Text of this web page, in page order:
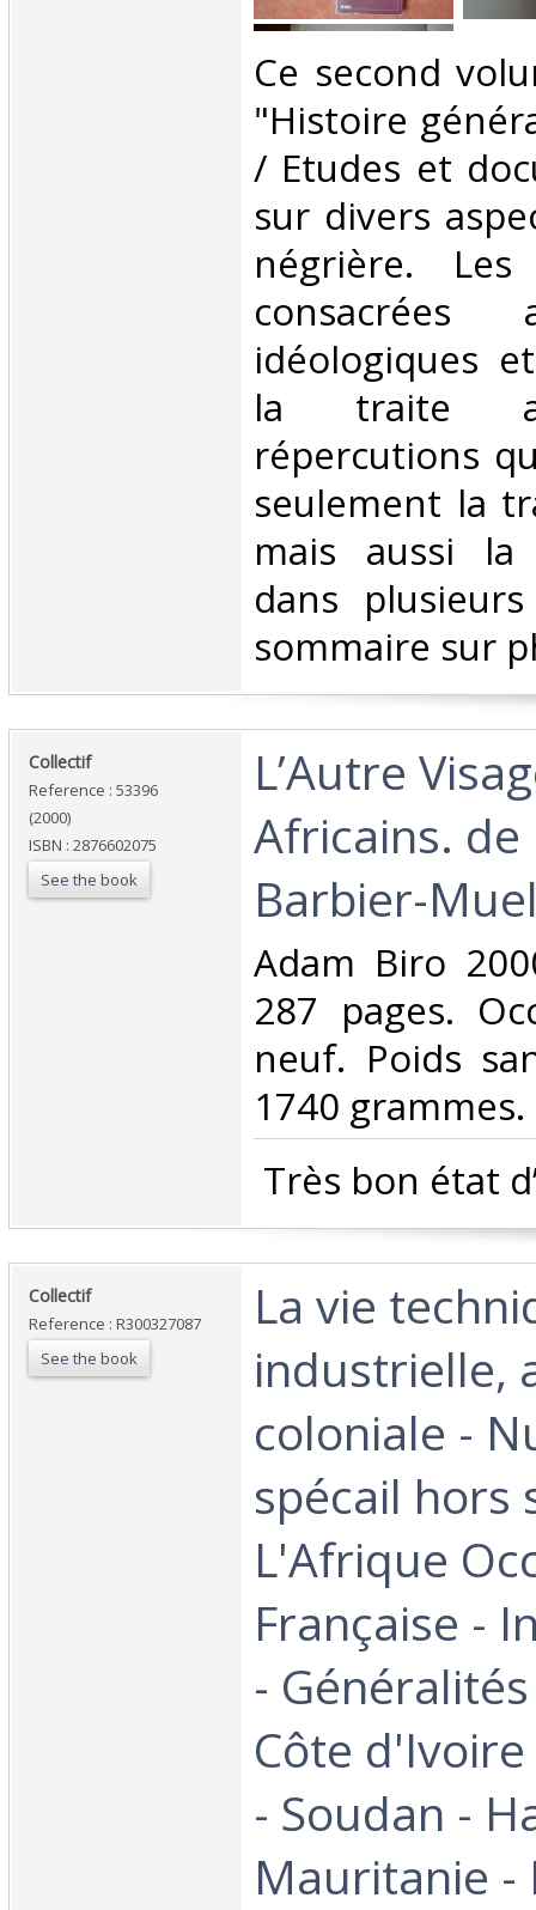
‎Ce second
"Histoire
/ Etudes et
sur divers
négrière.
consacrées
idéologiques
la traite
répercutions
seulement la
mais aussi
dans
sommaire sur
‎Collectif‎
Reference : 53396
(2000)
ISBN : 2876602075
See the book
‎L’Autre
Africains.
Barbier-
‎Adam Biro
287 pages.
neuf. Poids
1740 grammes.‎
Très bon état
‎Collectif‎
Reference : R300327087
See the book
‎La vie
industrielle,
coloniale -
spécail hors
L'Afrique
Française -
-
Côte
- Soudan -
Mauritanie -